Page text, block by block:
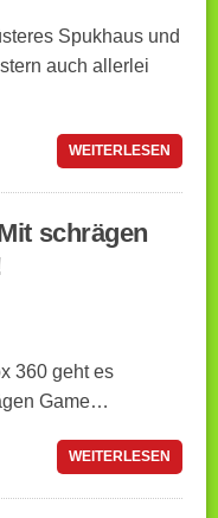
Spukhaus und
auch allerlei
WEITERLESEN
schrägen
360 geht es
Game…
WEITERLESEN